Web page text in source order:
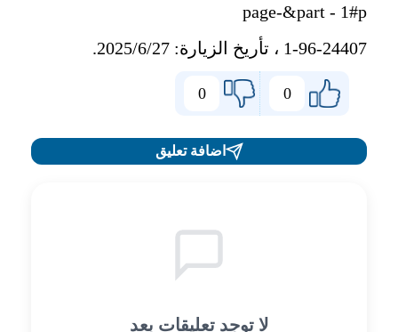
page-&part - 1#p
1-96-24407 ، تأريخ الزيارة: 2025/6/27.
0
0
اضافة تعليق
لا توجد تعليقات بعد